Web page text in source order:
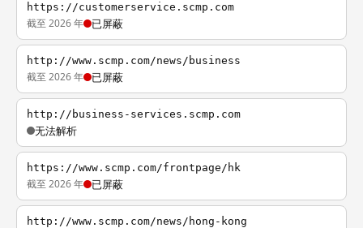
https://customerservice.scmp.com
截至 2026 年 已屏蔽
http://www.scmp.com/news/business
截至 2026 年 已屏蔽
http://business-services.scmp.com
无法解析
https://www.scmp.com/frontpage/hk
截至 2026 年 已屏蔽
http://www.scmp.com/news/hong-kong